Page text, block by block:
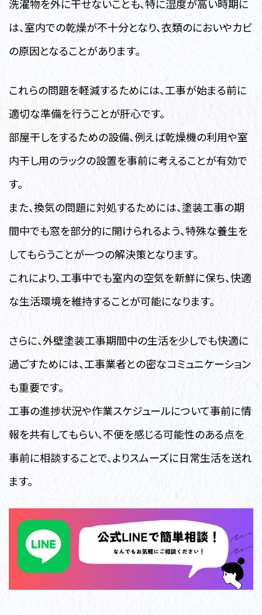
洗濯物を外に干せないことも、特に湿度が高い時期に
は、室内での乾燥が不十分となり、衣類のにおいやカビ
の原因となることがあります。
これらの問題を軽減するためには、工事が始まる前に
適切な準備を行うことが肝心です。
部屋干しをするための設備、例えば乾燥機の利用や室
内干し用のラックの設置を事前に考えることが有効で
す。
また、換気の問題に対処するためには、塗装工事の期
間中でも窓を部分的に開けられるよう、特殊な養生を
してもらうことが一つの解決策となります。
これにより、工事中でも室内の空気を新鮮に保ち、快適
な生活環境を維持することが可能になります。
さらに、外壁塗装工事期間中の生活を少しでも快適に
過ごすためには、工事業者との密なコミュニケーション
も重要です。
工事の進捗状況や作業スケジュールについて事前に情
報を共有してもらい、不便を感じる可能性のある点を
事前に相談することで、よりスムーズに日常生活を送れ
ます。